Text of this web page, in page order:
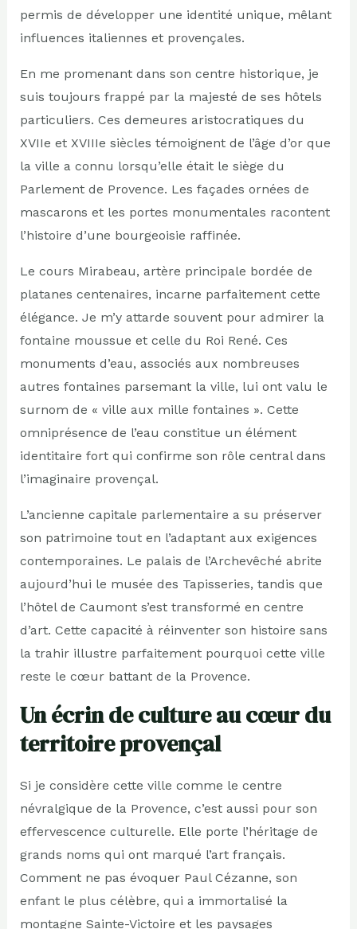
permis de développer une identité unique, mêlant
influences italiennes et provençales.
En me promenant dans son centre historique, je
suis toujours frappé par la majesté de ses hôtels
particuliers. Ces demeures aristocratiques du
XVIIe et XVIIIe siècles témoignent de l’âge d’or que
la ville a connu lorsqu’elle était le siège du
Parlement de Provence. Les façades ornées de
mascarons et les portes monumentales racontent
l’histoire d’une bourgeoisie raffinée.
Le cours Mirabeau, artère principale bordée de
platanes centenaires, incarne parfaitement cette
élégance. Je m’y attarde souvent pour admirer la
fontaine moussue et celle du Roi René. Ces
monuments d’eau, associés aux nombreuses
autres fontaines parsemant la ville, lui ont valu le
surnom de « ville aux mille fontaines ». Cette
omniprésence de l’eau constitue un élément
identitaire fort qui confirme son rôle central dans
l’imaginaire provençal.
L’ancienne capitale parlementaire a su préserver
son patrimoine tout en l’adaptant aux exigences
contemporaines. Le palais de l’Archevêché abrite
aujourd’hui le musée des Tapisseries, tandis que
l’hôtel de Caumont s’est transformé en centre
d’art. Cette capacité à réinventer son histoire sans
la trahir illustre parfaitement pourquoi cette ville
reste le cœur battant de la Provence.
Un écrin de culture au cœur du
territoire provençal
Si je considère cette ville comme le centre
névralgique de la Provence, c’est aussi pour son
effervescence culturelle. Elle porte l’héritage de
grands noms qui ont marqué l’art français.
Comment ne pas évoquer Paul Cézanne, son
enfant le plus célèbre, qui a immortalisé la
montagne Sainte-Victoire et les paysages